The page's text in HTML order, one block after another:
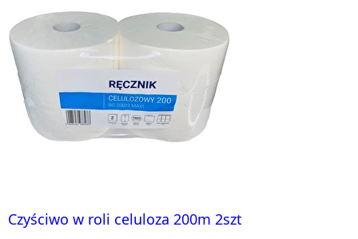
Czyściwo w roli celuloza 200m 2szt